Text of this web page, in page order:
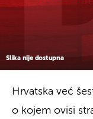
Slika nije dostupna
Hrvatska već
o kojem ovisi